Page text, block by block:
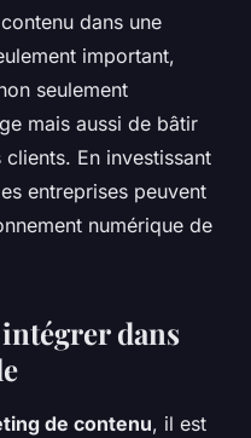
dans une
important,
seulement
mais aussi de bâtir
En investissant
entreprises peuvent
numérique de
dans
de contenu, il est